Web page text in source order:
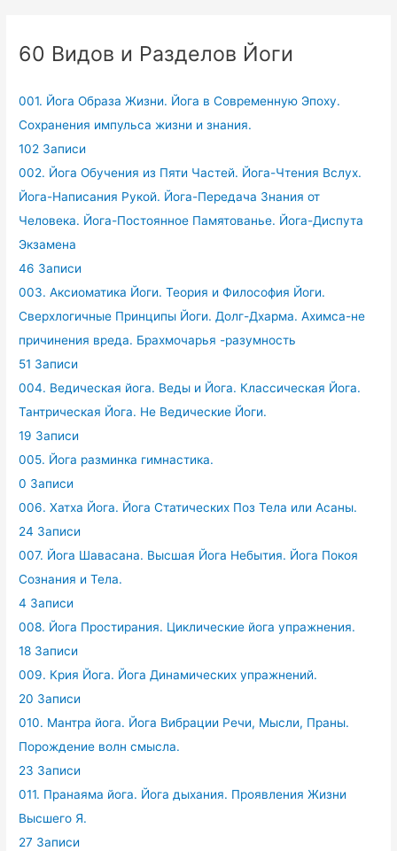
60 Видов и Разделов Йоги
001. Йога Образа Жизни. Йога в Современную Эпоху.
Сохранения импульса жизни и знания.
102 Записи
002. Йога Обучения из Пяти Частей. Йога-Чтения Вслух.
Йога-Написания Рукой. Йога-Передача Знания от
Человека. Йога-Постоянное Памятованье. Йога-Диспута
Экзамена
46 Записи
003. Аксиоматика Йоги. Теория и Философия Йоги.
Сверхлогичные Принципы Йоги. Долг-Дхарма. Ахимса-не
причинения вреда. Брахмочарья -разумность
51 Записи
004. Ведическая йога. Веды и Йога. Классическая Йога.
Тантрическая Йога. Не Ведические Йоги.
19 Записи
005. Йога разминка гимнастика.
0 Записи
006. Хатха Йога. Йога Статических Поз Тела или Асаны.
24 Записи
007. Йога Шавасана. Высшая Йога Небытия. Йога Покоя
Сознания и Тела.
4 Записи
008. Йога Простирания. Циклические йога упражнения.
18 Записи
009. Крия Йога. Йога Динамических упражнений.
20 Записи
010. Мантра йога. Йога Вибрации Речи, Мысли, Праны.
Порождение волн смысла.
23 Записи
011. Пранаяма йога. Йога дыхания. Проявления Жизни
Высшего Я.
27 Записи